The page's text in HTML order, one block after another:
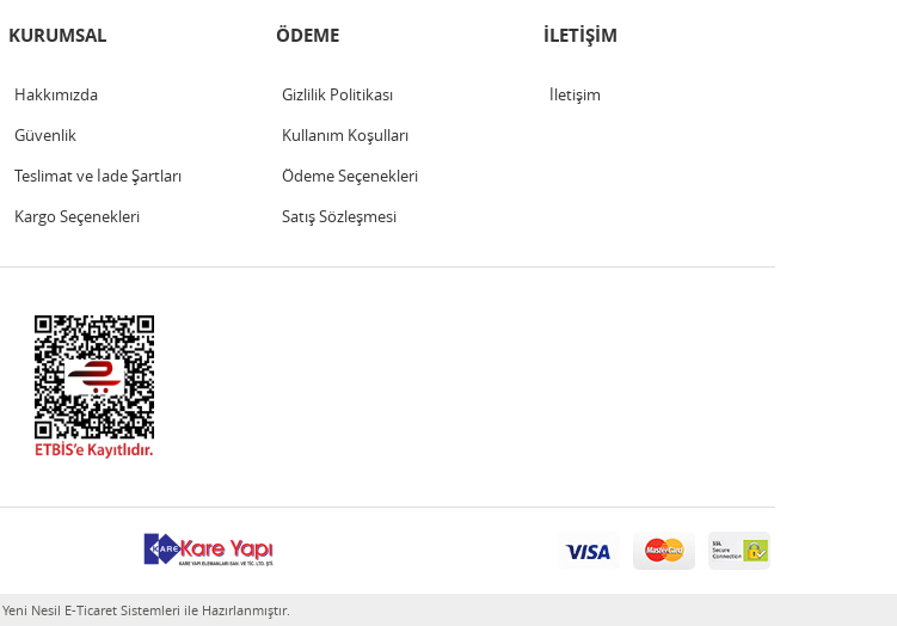
KURUMSAL
Hakkımızda
Güvenlik
Teslimat ve İade Şartları
Kargo Seçenekleri
ÖDEME
Gizlilik Politikası
Kullanım Koşulları
Ödeme Seçenekleri
Satış Sözleşmesi
İLETİŞİM
İletişim
Yeni Nesil E-Ticaret Sistemleri ile Hazırlanmıştır.